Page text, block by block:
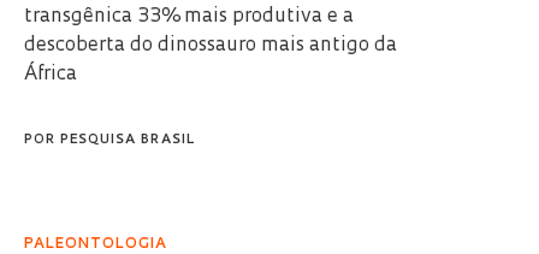
transgênica 33% mais produtiva e a
descoberta do dinossauro mais antigo da
África
POR PESQUISA BRASIL
PALEONTOLOGIA